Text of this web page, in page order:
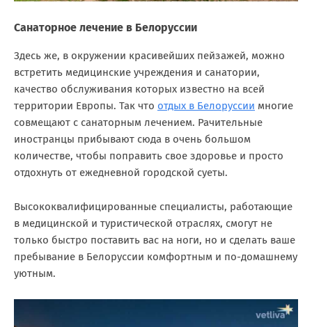
Санаторное лечение в Белоруссии
Здесь же, в окружении красивейших пейзажей, можно
встретить медицинские учреждения и санатории,
качество обслуживания которых известно на всей
территории Европы. Так что отдых в Белоруссии многие
совмещают с санаторным лечением. Рачительные
иностранцы прибывают сюда в очень большом
количестве, чтобы поправить свое здоровье и просто
отдохнуть от ежедневной городской суеты.
Высококвалифицированные специалисты, работающие
в медицинской и туристической отраслях, смогут не
только быстро поставить вас на ноги, но и сделать ваше
пребывание в Белоруссии комфортным и по-домашнему
уютным.